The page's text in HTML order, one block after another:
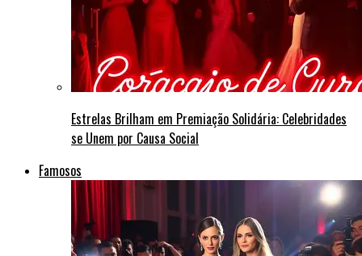
Estrelas Brilham em Premiação Solidária: Celebridades
se Unem por Causa Social
Famosos